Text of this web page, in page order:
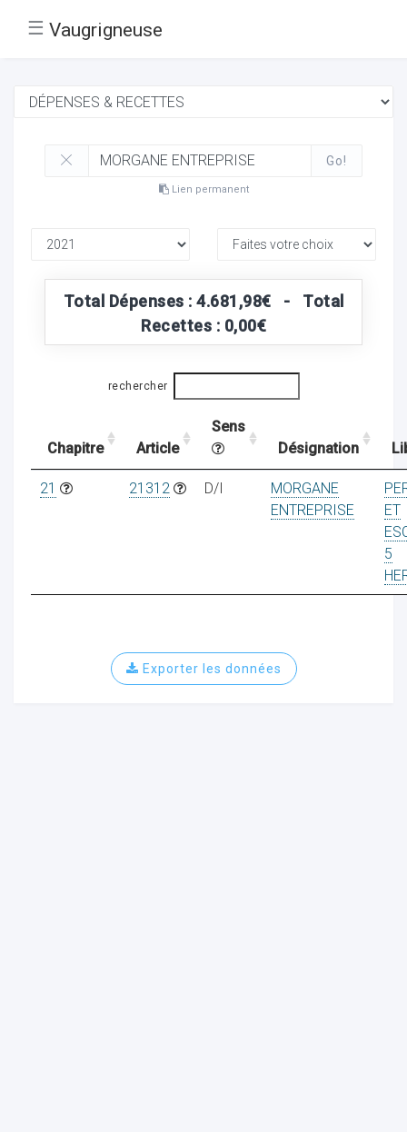
☰ Vaugrigneuse
Go!
Lien permanent
Total Dépenses : 4.681,98€ - Total
Recettes : 0,00€
rechercher
Chapitre Article
Sens
Désignation
21 21312 D/I
MORGANE
ENTREPRISE
ET
5
Exporter les données